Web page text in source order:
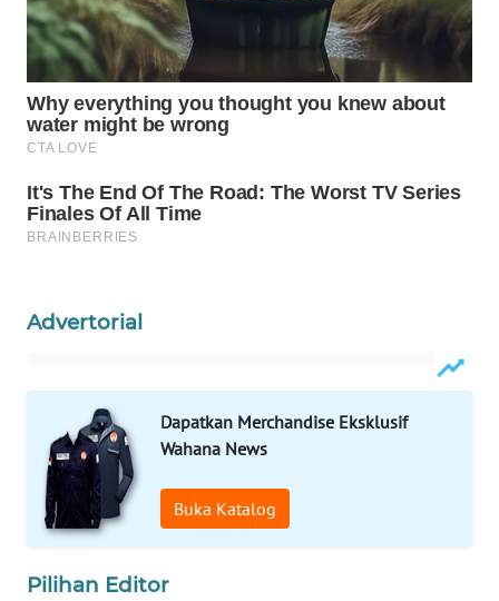
Advertorial
Dapatkan Merchandise Eksklusif
Wahana News
Buka Katalog
Pilihan Editor
NEWS
WAHANA
TANI
WAHANA
WAHANA
WAHANA
LISTRIK
WAHANA
TRAVEL
TV